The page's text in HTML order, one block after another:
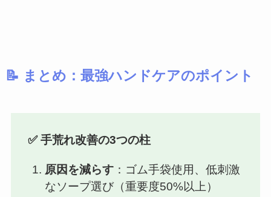
📝 まとめ：最強ハンドケアのポイント
✅ 手荒れ改善の3つの柱
原因を減らす ：ゴム手袋使用、低刺激
なソープ選び（重要度50%以上）